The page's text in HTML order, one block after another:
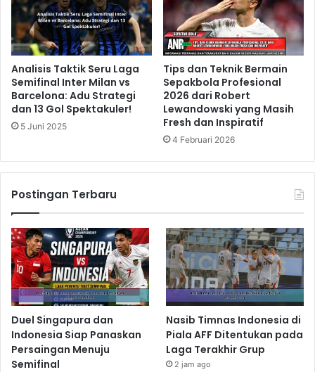
Analisis Taktik Seru Laga
Semifinal Inter Milan vs
Barcelona: Adu Strategi
dan 13 Gol Spektakuler!
5 Juni 2025
Tips dan Teknik Bermain
Sepakbola Profesional
2026 dari Robert
Lewandowski yang Masih
Fresh dan Inspiratif
4 Februari 2026
Postingan Terbaru
Duel Singapura dan
Indonesia Siap Panaskan
Persaingan Menuju
Semifinal
Nasib Timnas Indonesia di
Piala AFF Ditentukan pada
Laga Terakhir Grup
2 jam ago